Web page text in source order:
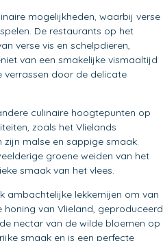
mogelijkheden, waarbij verse
De restaurants op het
verse vis en schelpdieren,
van een smakelijke vismaaltijd
verrassen door de delicate
culinaire hoogtepunten op
zoals het Vlielands
malse en sappige smaak.
groene weiden van het
smaak van het vlees.
ambachtelijke lekkernijen om van
honing van Vlieland, geproduceerd
nectar van de wilde bloemen op
smaak en is een perfecte